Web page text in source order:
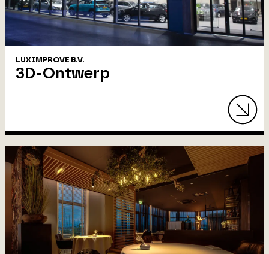
LUXIMPROVE B.V.
3D-Ontwerp